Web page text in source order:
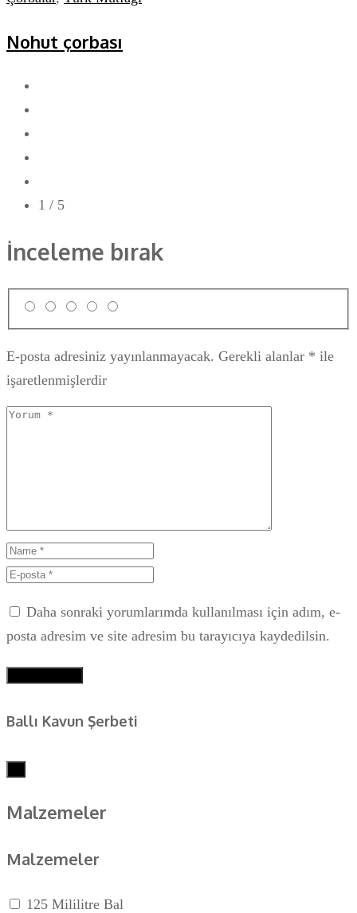
Nohut çorbası
1 / 5
İnceleme bırak
E-posta adresiniz yayınlanmayacak. Gerekli alanlar * ile
işaretlenmişlerdir
Daha sonraki yorumlarımda kullanılması için adım, e-
posta adresim ve site adresim bu tarayıcıya kaydedilsin.
Ballı Kavun Şerbeti
Malzemeler
Malzemeler
125 Mililitre Bal